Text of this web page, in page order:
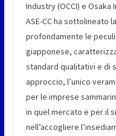
Industry (OCCI) e Osaka
ASE-CC ha sottolineato
profondamente le
giapponese,
standard qualitativi e di
approccio, l’unico
per le imprese
in quel mercato e per il
nell’accogliere